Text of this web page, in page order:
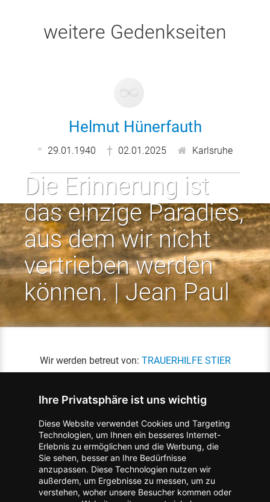
Ihre Privatsphäre ist uns wichtig
Diese Website verwendet Cookies und Targeting
Technologien, um Ihnen ein besseres Internet-
Erlebnis zu ermöglichen und die Werbung, die
Sie sehen, besser an Ihre Bedürfnisse
anzupassen. Diese Technologien nutzen wir
außerdem, um Ergebnisse zu messen, um zu
verstehen, woher unsere Besucher kommen oder
weitere Gedenkseiten
Helmut Hünerfauth
29.01.1940 02.01.2025 Karlsruhe
Die Erinnerung ist
das einzige Paradies,
aus dem wir nicht
vertrieben werden
können. | Jean Paul
Wir werden betreut von: TRAUERHILFE STIER
Kontakt zum Verlag aufnehmen Missbrauch melden
Impressum Datenschutz
Barrierefreiheit
Barriere melden
m
Accessibility-Modus aktivieren
IKontrastmodus aktivieren